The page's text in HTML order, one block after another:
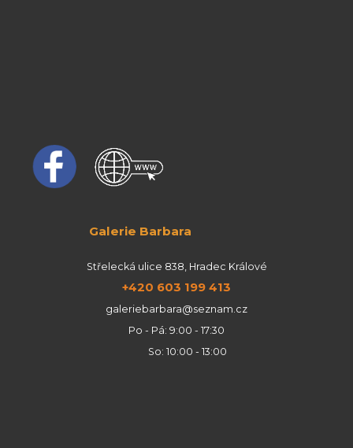
Galerie Barbara
Střelecká ulice 838, Hradec Králové
+420 603 199 413
galeriebarbara@seznam.cz
Po - Pá: 9:00 - 17:30
So: 10:00 - 13:00